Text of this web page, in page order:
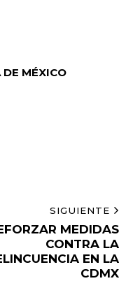
DE MÉXICO
SIGUIENTE
MEDIDAS
CONTRA LA
EN LA
CDMX